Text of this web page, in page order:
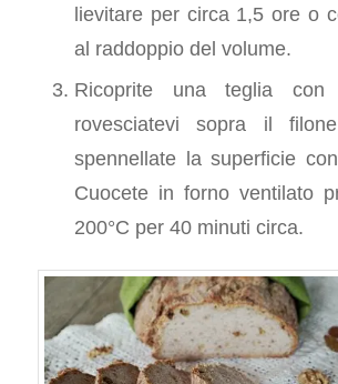
lievitare per circa 1,5 ore o
al raddoppio del volume.
Ricoprite una teglia con
rovesciatevi sopra il
spennellate la superficie
Cuocete in forno ventilato
200°C per 40 minuti circa.